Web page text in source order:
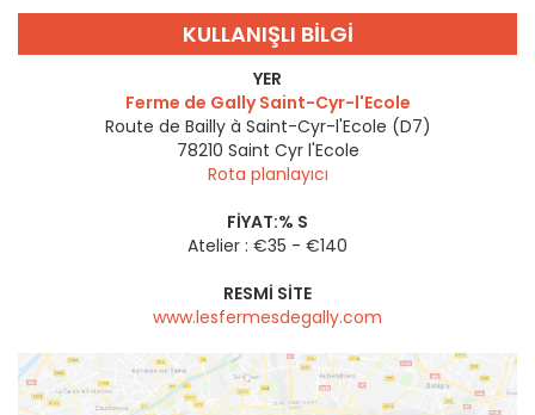
KULLANIŞLI BILGI
YER
Ferme de Gally Saint-Cyr-l'Ecole
Route de Bailly à Saint-Cyr-l'Ecole (D7)
78210 Saint Cyr l'Ecole
Rota planlayıcı
FIYAT:% S
Atelier : €35 - €140
RESMI SITE
www.lesfermesdegally.com